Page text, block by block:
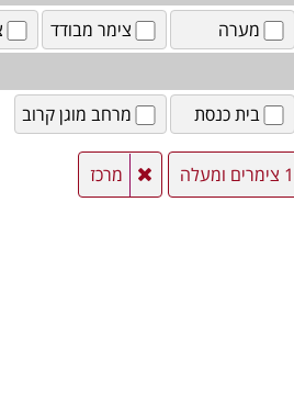
מערה צימר מבודד
בית כנסת מרחב מוגן קרוב
מרכז